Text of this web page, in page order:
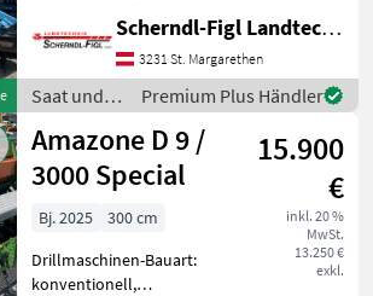
Einscheibenschare,
Fahrgassenmarkierung,
Fahrgassenschaltung
SICMA ERS 3000, NEUE
ZINKEN Saat und Pflege
Drillmaschine
Scherndl-Figl Landtechnik
3231 St. Margarethen
Saat und
Pflege /
Fiona
Premium Plus Händler
Amazone D 9 /
3000 Special
15.900
€
inkl. 20 %
MwSt.
13.250 €
exkl.
Bj. 2025
300 cm
Drillmaschinen-Bauart:
konventionell,